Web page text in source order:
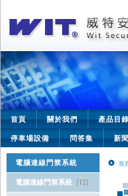
首頁 關於我們 產品目
停車場設備
問答集 新
電腦連線門禁系統
電腦連線門禁系統 [12]
首